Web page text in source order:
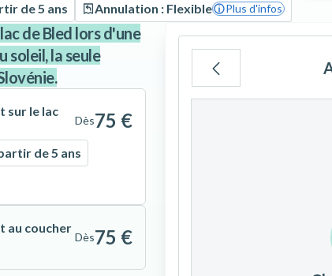
de 5 ans Annulation : Flexible Plus d'infos
de Bled lors d'une
soleil, la seule
sur le lac
Dès75 €
de 5 ans
au coucher
Dès75 €